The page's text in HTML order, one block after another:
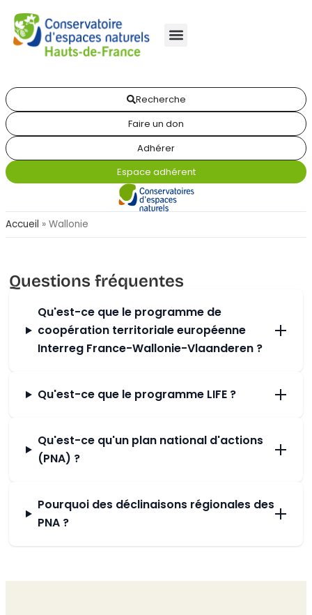
Recherche
Faire un don
Adhérer
Espace adhérent
Accueil » Wallonie
Questions fréquentes
Qu'est-ce que le programme de
coopération territoriale européenne
Interreg France-Wallonie-Vlaanderen ?
Qu'est-ce que le programme LIFE ?
Qu'est-ce qu'un plan national d'actions
(PNA) ?
Pourquoi des déclinaisons régionales des
PNA ?